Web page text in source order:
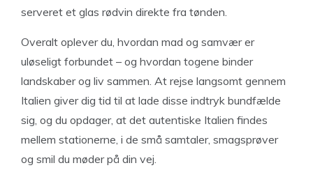
serveret et glas rødvin direkte fra tønden.
Overalt oplever du, hvordan mad og samvær er
uløseligt forbundet – og hvordan togene binder
landskaber og liv sammen. At rejse langsomt gennem
Italien giver dig tid til at lade disse indtryk bundfælde
sig, og du opdager, at det autentiske Italien findes
mellem stationerne, i de små samtaler, smagsprøver
og smil du møder på din vej.